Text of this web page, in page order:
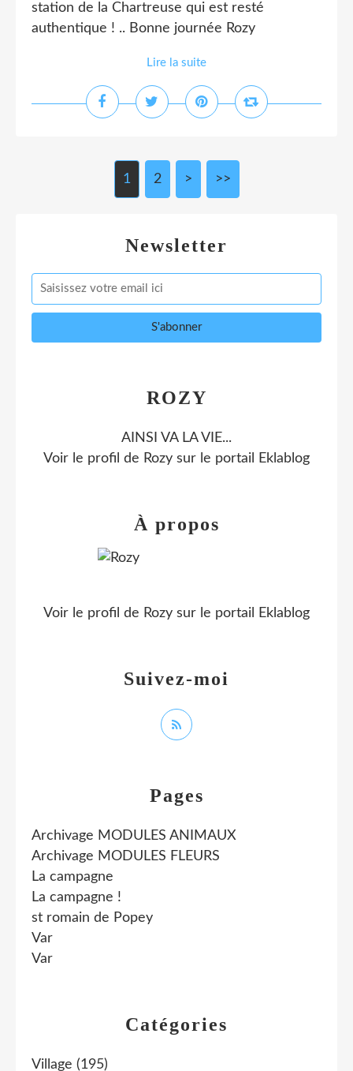
station de la Chartreuse qui est resté
authentique ! .. Bonne journée Rozy
Lire la suite
1 2 > >>
Newsletter
Catégories
Village (195)
Pages
Archivage MODULES ANIMAUX
Archivage MODULES FLEURS
La campagne
La campagne !
st romain de Popey
Var
Var
ROZY
AINSI VA LA VIE...
Voir le profil de Rozy sur le portail Eklablog
Suivez-moi
À propos
Voir le profil de Rozy sur le portail Eklablog